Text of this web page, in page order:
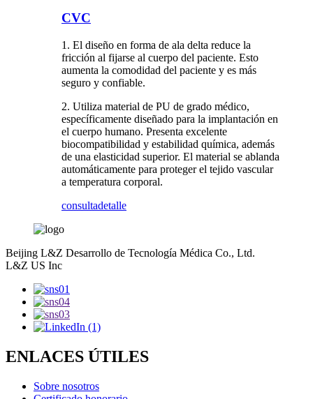
CVC
1. El diseño en forma de ala delta reduce la
fricción al fijarse al cuerpo del paciente. Esto
aumenta la comodidad del paciente y es más
seguro y confiable.
2. Utiliza material de PU de grado médico,
específicamente diseñado para la implantación en
el cuerpo humano. Presenta excelente
biocompatibilidad y estabilidad química, además
de una elasticidad superior. El material se ablanda
automáticamente para proteger el tejido vascular
a temperatura corporal.
consultadetalle
Beijing L&Z Desarrollo de Tecnología Médica Co., Ltd.
L&Z US Inc
ENLACES ÚTILES
Sobre nosotros